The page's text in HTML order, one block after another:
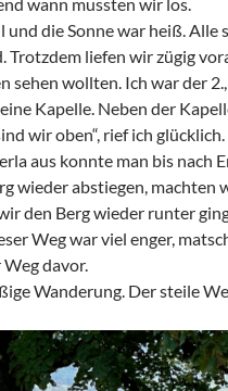
und die Sonne war heiß. Alle
Trotzdem liefen wir zügig
sehen wollten. Ich war der
Kapelle. Neben der
wir oben“, rief ich
aus konnte man bis nach
wieder abstiegen, machten
den Berg wieder runter
Weg war viel enger,
davor.
Wanderung. Der steile